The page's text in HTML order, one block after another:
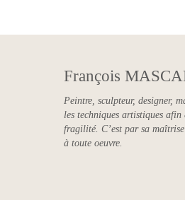
François
Peintre, sculpteur, designer,
les techniques artistiques
fragilité. C’est par sa
à toute oeuvre.